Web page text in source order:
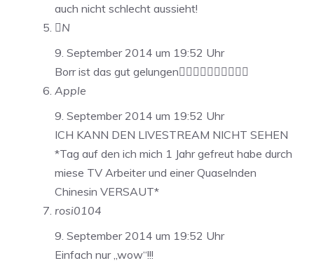
auch nicht schlecht aussieht!
N
9. September 2014 um 19:52 Uhr
Borr ist das gut gelungen
Apple
9. September 2014 um 19:52 Uhr
ICH KANN DEN LIVESTREAM NICHT SEHEN
*Tag auf den ich mich 1 Jahr gefreut habe durch
miese TV Arbeiter und einer Quaselnden
Chinesin VERSAUT*
rosi0104
9. September 2014 um 19:52 Uhr
Einfach nur „wow“!!!